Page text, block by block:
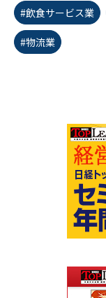
#飲食サービス業
#物流業